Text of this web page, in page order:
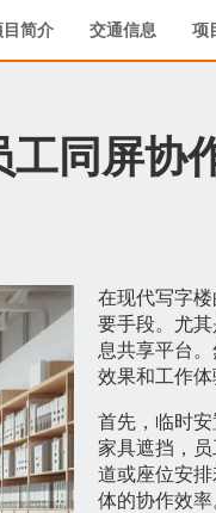
目简介 交通信息 项
同屏协
在现代写字
要手段。尤
息共享平台
效果和工作
首先，临时
家具遮挡，
道或座位安
体的协作效率